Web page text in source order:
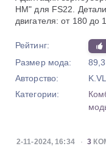
НМ" для FS22.
двигателя: от 180 до
Рейтинг:
Размер мода:
Авторство:
Категории:
2-11-2024, 16:34 3